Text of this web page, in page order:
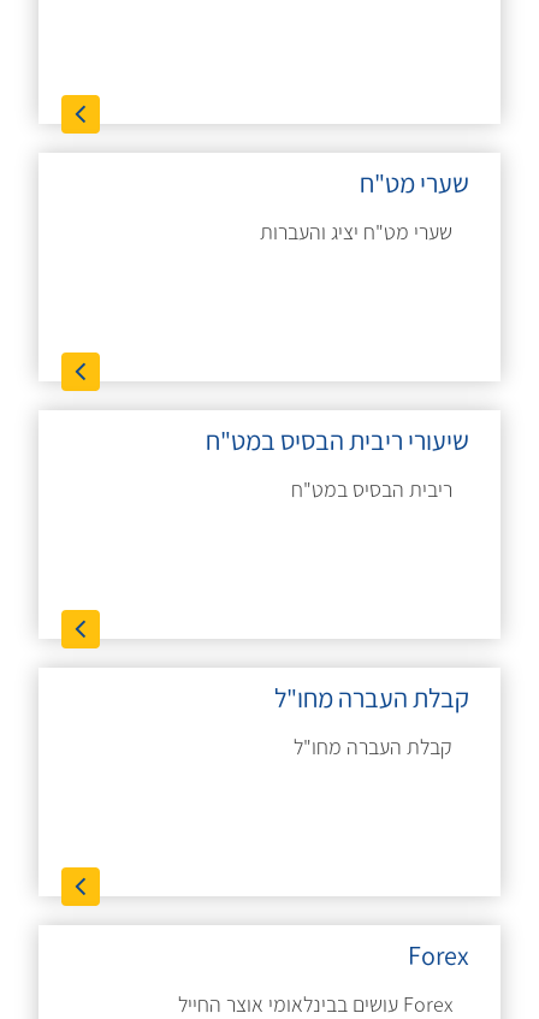
שערי מט"ח
שערי מט"ח יציג והעברות
שיעורי ריבית הבסיס במט"ח
ריבית הבסיס במט"ח
קבלת העברה מחו"ל
קבלת העברה מחו"ל
Forex
Forex עושים בבינלאומי אוצר החייל